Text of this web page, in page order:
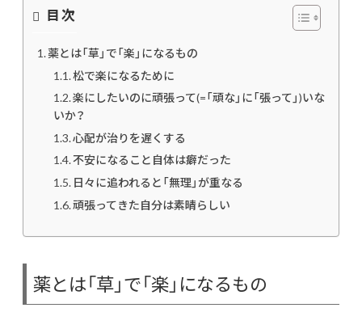
目次
薬とは「草」で「楽」になるもの
松で楽になるために
楽にしたいのに頑張って(=「頑な」に「張って」)いな
いか？
心配が治りを遅くする
不安になること自体は癖だった
日々に追われると「無理」が重なる
頑張ってきた自分は素晴らしい
薬とは「草」で「楽」になるもの